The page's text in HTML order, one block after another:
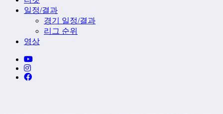
일정/결과
경기 일정/결과
리그 순위
영상